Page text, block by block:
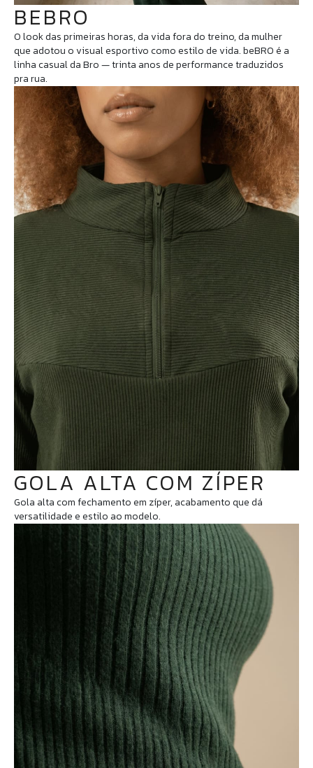
BEBRO
O look das primeiras horas, da vida fora do treino, da mulher
que adotou o visual esportivo como estilo de vida. beBRO é a
linha casual da Bro — trinta anos de performance traduzidos
pra rua.
GOLA ALTA COM ZÍPER
Gola alta com fechamento em zíper, acabamento que dá
versatilidade e estilo ao modelo.